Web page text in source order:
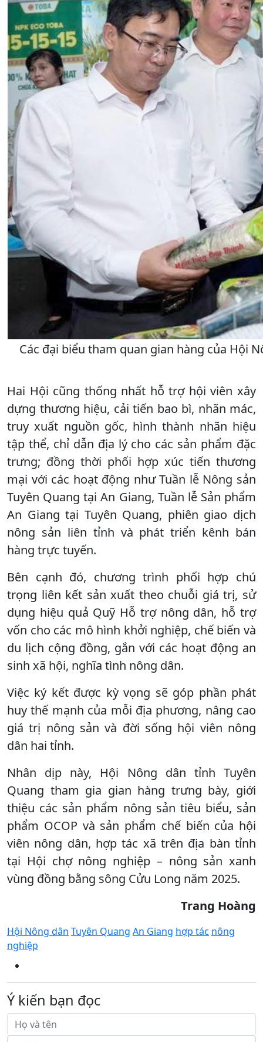
Các đại biểu tham quan gian hàng của Hội
Hai Hội cũng thống nhất hỗ trợ hội viên xây
dựng thương hiệu, cải tiến bao bì, nhãn mác,
truy xuất nguồn gốc, hình thành nhãn hiệu
tập thể, chỉ dẫn địa lý cho các sản phẩm đặc
trưng; đồng thời phối hợp xúc tiến thương
mại với các hoạt động như Tuần lễ Nông sản
Tuyên Quang tại An Giang, Tuần lễ Sản phẩm
An Giang tại Tuyên Quang, phiên giao dịch
nông sản liên tỉnh và phát triển kênh bán
hàng trực tuyến.
Bên cạnh đó, chương trình phối hợp chú
trọng liên kết sản xuất theo chuỗi giá trị, sử
dụng hiệu quả Quỹ Hỗ trợ nông dân, hỗ trợ
vốn cho các mô hình khởi nghiệp, chế biến và
du lịch cộng đồng, gắn với các hoạt động an
sinh xã hội, nghĩa tình nông dân.
Việc ký kết được kỳ vọng sẽ góp phần phát
huy thế mạnh của mỗi địa phương, nâng cao
giá trị nông sản và đời sống hội viên nông
dân hai tỉnh.
Nhân dịp này, Hội Nông dân tỉnh Tuyên
Quang tham gia gian hàng trưng bày, giới
thiệu các sản phẩm nông sản tiêu biểu, sản
phẩm OCOP và sản phẩm chế biến của hội
viên nông dân, hợp tác xã trên địa bàn tỉnh
tại Hội chợ nông nghiệp – nông sản xanh
vùng đồng bằng sông Cửu Long năm 2025.
Trang Hoàng
Hội Nông dân Tuyên Quang An Giang hợp tác nông
nghiệp
Ý kiến bạn đọc